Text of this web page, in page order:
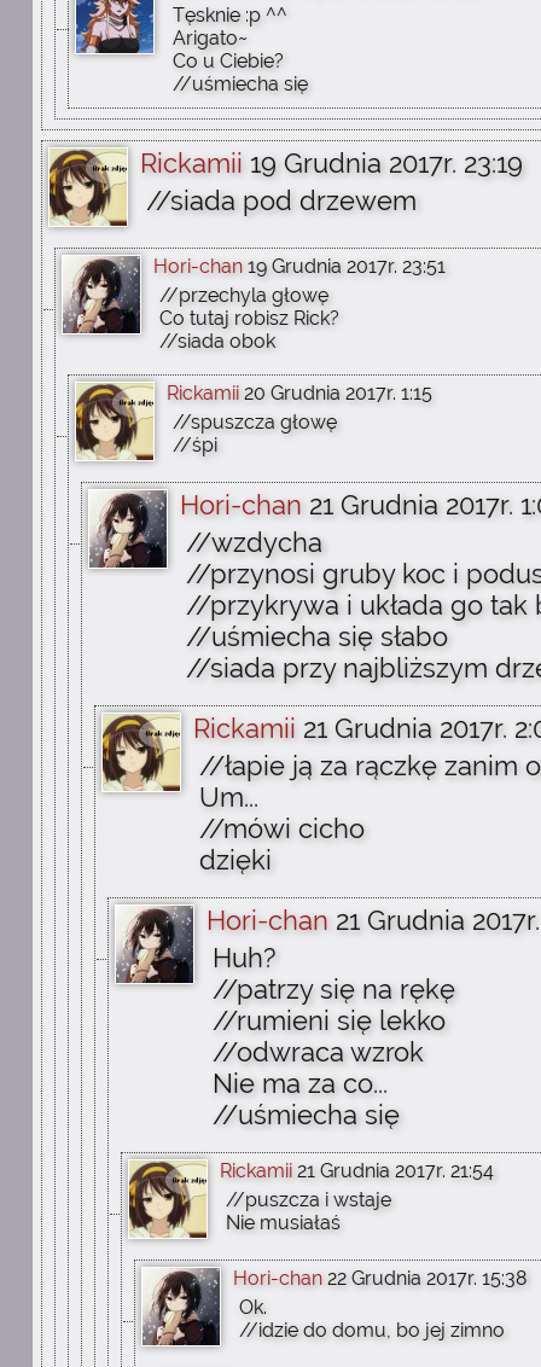
Tęsknie :p ^^
Arigato~
Co u Ciebie?
//uśmiecha się
Rickamii 19 Grudnia 2017r. 23:19
//siada pod drzewem
Hori-chan 19 Grudnia 2017r. 23:51
//przechyla głowę
Co tutaj robisz Rick?
//siada obok
Rickamii 20 Grudnia 2017r. 1:15
//spuszcza głowę
//śpi
Hori-chan 21 Grudnia 2017r.
//wzdycha
//przynosi gruby koc i
//przykrywa i układa go tak
//uśmiecha się słabo
//siada przy najbliższym
Rickamii 21 Grudnia 2017r.
//łapie ją za rączkę zanim
Um...
//mówi cicho
dzięki
Hori-chan 21 Grudnia 2017r.
Huh?
//patrzy się na rękę
//rumieni się lekko
//odwraca wzrok
Nie ma za co...
//uśmiecha się
Rickamii 21 Grudnia 2017r. 21:54
//puszcza i wstaje
Nie musiałaś
Hori-chan 22 Grudnia 2017r. 15:38
Ok.
//idzie do domu, bo jej zimno